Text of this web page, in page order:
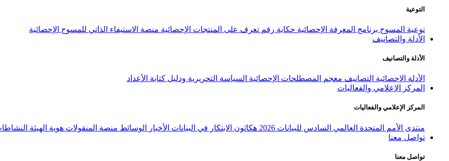
التوعية
توعية المسوح برنامج المعرفة الإحصائية حكاية رقم تعرف على المنتجات الإحصائية منصة الاستيفاء الذاتي للمسوح الإحصائية
الأدلة والتصانيف
الأدلة والتصانيف
الأدلة الإحصائية التصانيف معجم المصطلحات الإحصائية السياسة التحريرية ودليل كتابة الأعداد
المركز الإعلامي والفعاليات
المركز الإعلامي والفعاليات
منتدى الأمم المتحدة العالمي السادس للبيانات 2026 هكاثون الابتكار في البيانات الأخبار الوسائط منصة المنقولات هوية الهيئة
تواصل معنا
تواصل معنا